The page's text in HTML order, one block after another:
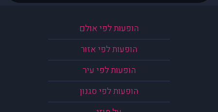
הופעות לפי אולם
הופעות לפי אזור
הופעות לפי עיר
הופעות לפי סגנון